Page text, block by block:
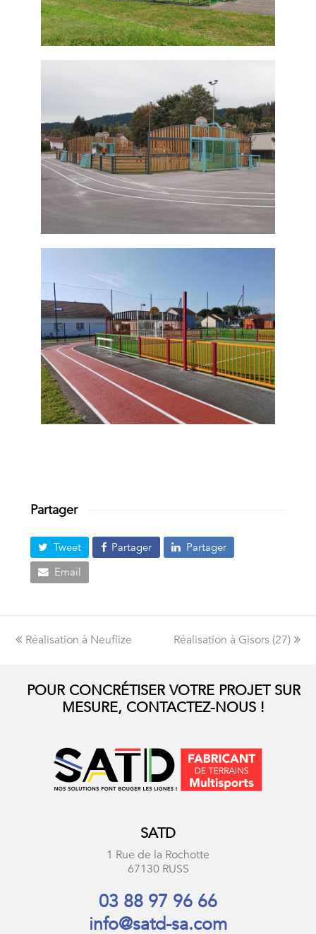
Partager
Tweet Partager
Partager
Email
Onglet
Réalisation à Neuflize
next
Réalisation à Gisors (27)
POUR CONCRÉTISER VOTRE PROJET SUR
MESURE, CONTACTEZ-NOUS !
SATD
1 Rue de la Rochotte
67130 RUSS
03 88 97 96 66
info@satd-sa.com